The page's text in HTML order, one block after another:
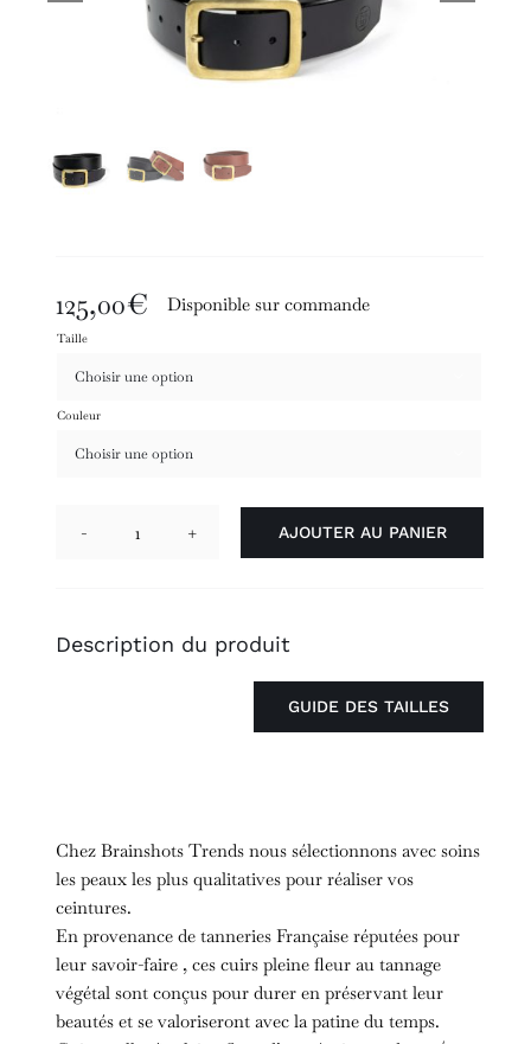
125,00€ Disponible sur commande
Taille
Couleur
quantité
AJOUTER AU PANIER
Description du produit
GUIDE DES TAILLES
Chez Brainshots Trends nous sélectionnons avec soins
les peaux les plus qualitatives pour réaliser vos
ceintures.
En provenance de tanneries Française réputées pour
leur savoir-faire , ces cuirs pleine fleur au tannage
végétal sont conçus pour durer en préservant leur
beautés et se valoriseront avec la patine du temps.